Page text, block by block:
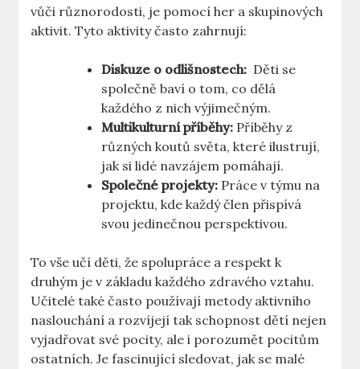
vůči různorodosti, je pomocí her⁢ a skupinových
aktivit. Tyto aktivity často zahrnují:
Diskuze o ​odlišnostech: ‍ Děti se
společně baví o tom,‌ co dělá
každého z nich výjimečným.
Multikulturní příběhy: Příběhy z
různých koutů světa, které ilustrují,
‌jak⁢ si ​lidé​ navzájem pomáhají.
Společné projekty: Práce v týmu na
projektu, kde každý člen přispívá
svou jedinečnou​ perspektivou.
To ‍vše učí děti, že spolupráce⁣ a respekt k
druhým je v základu každého ‍zdravého vztahu.
Učitelé také často používají metody aktivního
naslouchání a rozvíjejí tak schopnost dětí nejen⁣
vyjadřovat⁤ své pocity, ale ‍i porozumět pocitům
ostatních. Je fascinující sledovat, jak se malé